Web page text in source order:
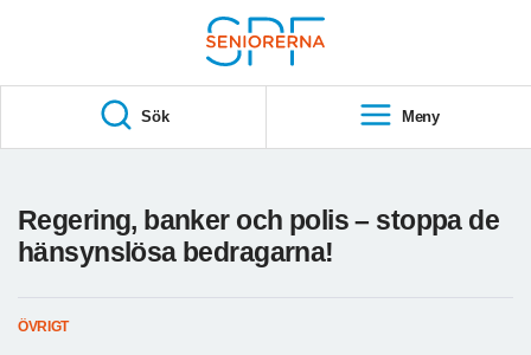
S
A
Sök Meny
Regering, banker och polis – stoppa de
hänsynslösa bedragarna!
ÖVRIGT